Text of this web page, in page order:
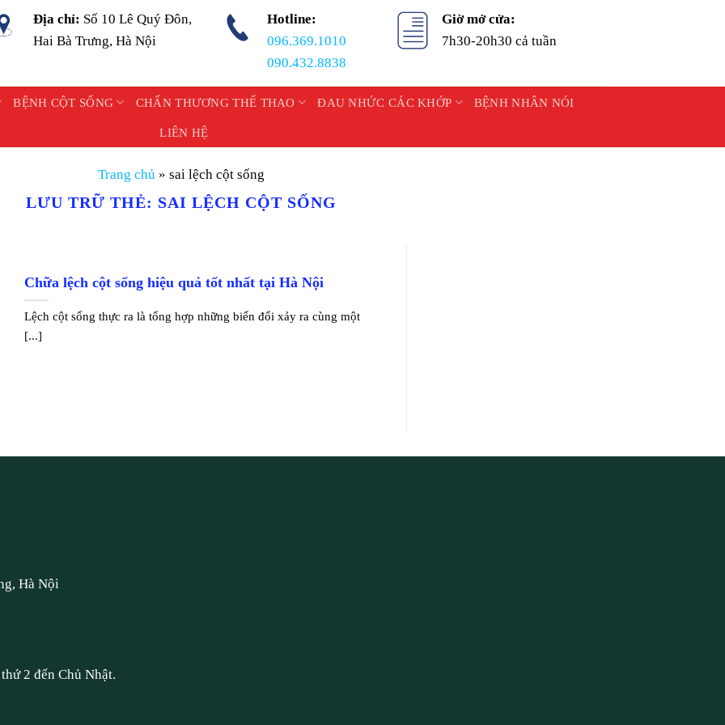
Địa chỉ: Số 10 Lê Quý Đôn,
Hai Bà Trưng, Hà Nội
Hotline:
096.369.1010
090.432.8838
Giờ mở cửa:
7h30-20h30 cả tuần
BỆNH CỘT SỐNG CHẤN THƯƠNG THỂ THAO ĐAU NHỨC CÁC KHỚP BỆNH NHÂN NÓI
LIÊN HỆ
Trang chủ » sai lệch cột sống
LƯU TRỮ THẺ: SAI LỆCH CỘT SỐNG
Chữa lệch cột sống hiệu quả tốt nhất tại Hà Nội
Lệch cột sống thực ra là tổng hợp những biến đổi xảy ra cùng một
[...]
Hà Nội
2 đến Chủ Nhật.